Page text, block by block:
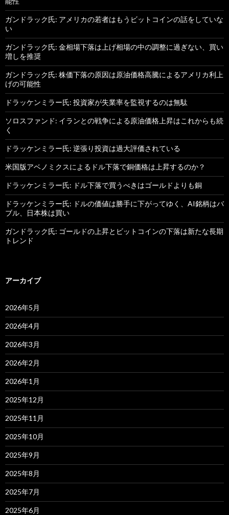
ガンドラック氏: アメリカの若者はもうビットコインの話をしていな
い
ガンドラック氏: 金相場下落は上げ相場の中の調整に過ぎない、買い
増しを推奨
ガンドラック氏: 株価下落の原因は原油価格高騰によるアメリカ利上
げの可能性
ドラッケンミラー氏: 投資家が失業率を監視するのは無駄
ソロスファンド: イランとの戦争による原油価格上昇はこれからも続
く
ドラッケンミラー氏: 逆張り投資は過大評価されている
米国版アベノミクスによるドル下落で銅価格は上昇するのか？
ドラッケンミラー氏: ドル下落で買うべきはゴールドよりも銅
ドラッケンミラー氏: ドルの価値は勝手に下がってゆく、AI銘柄はバ
ブル、日本株は買い
ガンドラック氏: ゴールドの上昇とビットコインの下落は新たな長期
トレンド
アーカイブ
2026年5月
2026年4月
2026年3月
2026年2月
2026年1月
2025年12月
2025年11月
2025年10月
2025年9月
2025年8月
2025年7月
2025年6月